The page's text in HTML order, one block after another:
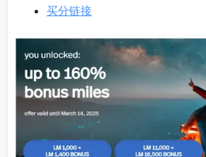
买分链接